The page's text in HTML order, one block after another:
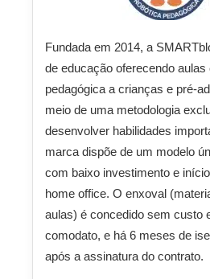
Fundada em 2014, a
de educação oferecendo aulas
pedagógica a crianças e pré-
meio de uma metodologia
desenvolver habilidades
marca dispõe de um modelo
com baixo investimento e
home office. O enxoval
aulas) é concedido sem custo
comodato, e há 6 meses de
após a assinatura do contrato.